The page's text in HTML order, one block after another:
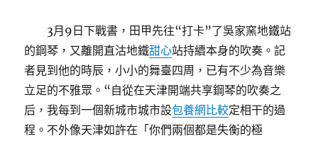
3月9日下戰書，田甲先往“打卡”了吳家窯地鐵站
的鋼琴，又離開直沽地鐵甜心站持續本身的吹奏。記
者見到他的時辰，小小的舞臺四周，已有不少為音樂
立足的不雅眾。“自從在天津開端共享鋼琴的吹奏之
后，我每到一個新城市城市設包養網比較定相干的過
程。不外像天津如許在「你們兩個都是失衡的極